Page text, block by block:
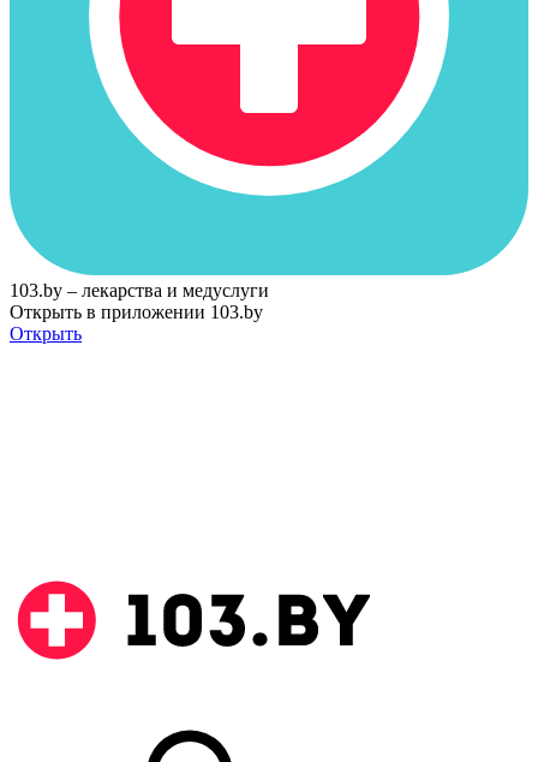
103.by – лекарства и медуслуги
Открыть в приложении 103.by
Открыть